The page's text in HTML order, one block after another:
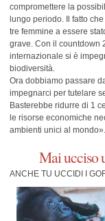
compromettere la
lungo periodo. Il fatto
tre femmine a essere
grave. Con il countdown
internazionale si è
biodiversità.
Ora dobbiamo passare
impegnarci per tutelare
Basterebbe ridurre di 1
le risorse economiche
ambienti unici al mondo».
Mai ucciso
ANCHE TU UCCIDI I